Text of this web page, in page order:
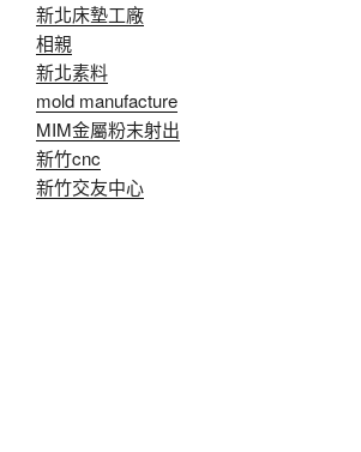
新北床墊工廠
相親
新北素料
mold manufacture
MIM金屬粉末射出
新竹cnc
新竹交友中心